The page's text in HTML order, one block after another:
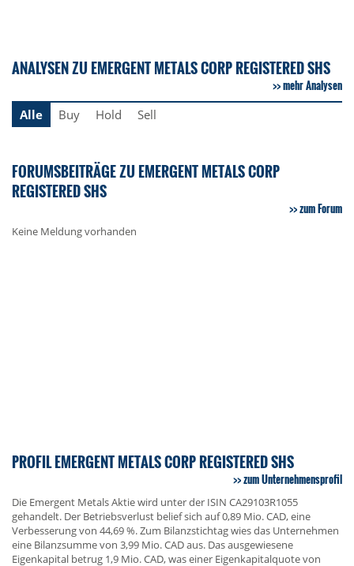
ANALYSEN ZU EMERGENT METALS CORP REGISTERED SHS
mehr Analysen
Alle
Buy Hold Sell
FORUMSBEITRÄGE ZU EMERGENT METALS CORP
REGISTERED SHS
zum Forum
Keine Meldung vorhanden
PROFIL EMERGENT METALS CORP REGISTERED SHS
zum Unternehmensprofil
Die Emergent Metals Aktie wird unter der ISIN CA29103R1055
gehandelt. Der Betriebsverlust belief sich auf 0,89 Mio. CAD, eine
Verbesserung von 44,69 %. Zum Bilanzstichtag wies das Unternehmen
eine Bilanzsumme von 3,99 Mio. CAD aus. Das ausgewiesene
Eigenkapital betrug 1,9 Mio. CAD, was einer Eigenkapitalquote von